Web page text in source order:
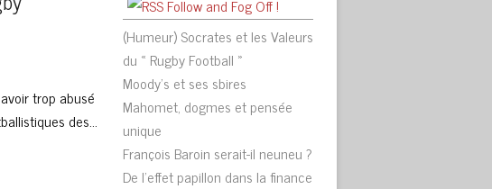
trop abusé
des…
Follow and Fog Off !
(Humeur) Socrates et les Valeurs
du « Rugby Football »
Moody’s et ses sbires
Mahomet, dogmes et pensée
unique
François Baroin serait-il neuneu ?
De l’effet papillon dans la finance